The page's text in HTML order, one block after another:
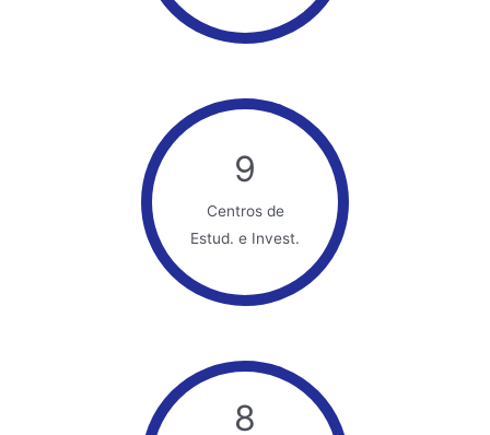
9
Centros de
Estud. e Invest.
8